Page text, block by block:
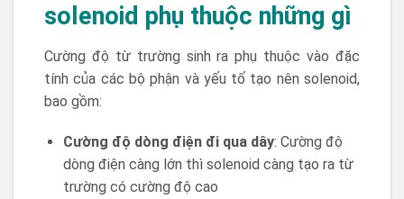
solenoid phụ thuộc những gì
Cường độ từ trường sinh ra phụ thuộc vào đặc
tính của các bộ phận và yếu tố tạo nên solenoid,
bao gồm:
Cường độ dòng điện đi qua dây: Cường độ
dòng điện càng lớn thì solenoid càng tạo ra từ
trường có cường độ cao